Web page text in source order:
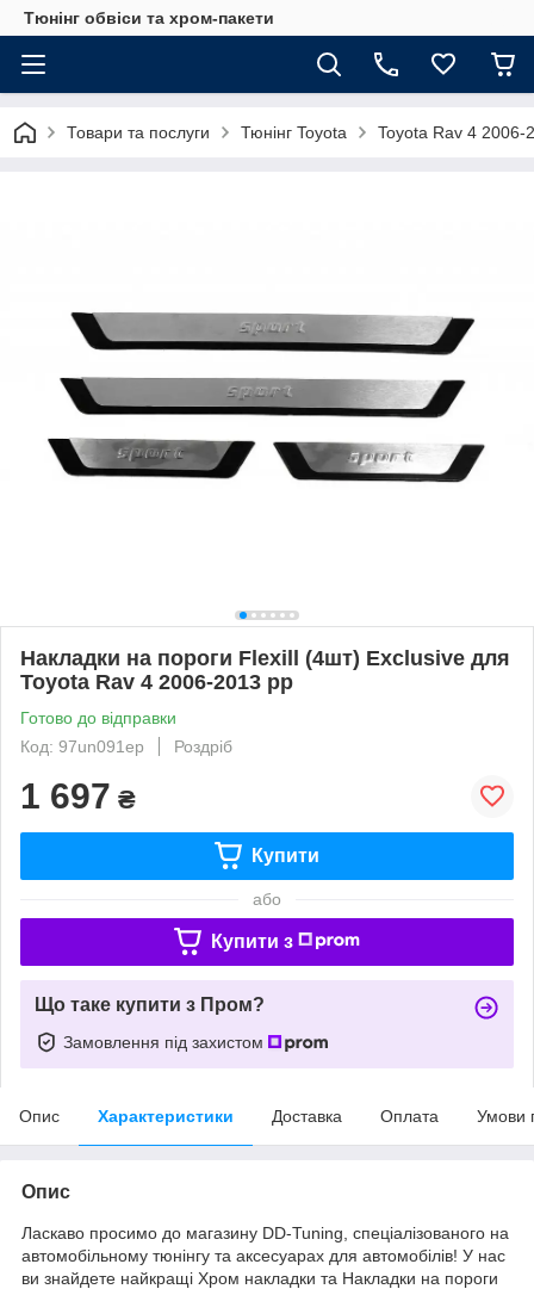
Тюнінг обвіси та хром-пакети
Товари та послуги Тюнінг Toyota Toyota Rav 4 2006-
Накладки на пороги Flexill (4шт) Exclusive для
Toyota Rav 4 2006-2013 рр
Готово до відправки
Код: 97un091ep
Роздріб
1 697 ₴
Купити
або
Купити з
Що таке купити з Пром?
Замовлення під захистом
Опис Характеристики Доставка Оплата Умови
Опис
Ласкаво просимо до магазину DD-Tuning, спеціалізованого на
автомобільному тюнінгу та аксесуарах для автомобілів! У нас
ви знайдете найкращі Хром накладки та Накладки на пороги